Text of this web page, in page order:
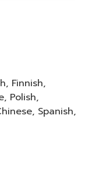
Finnish,
Polish,
Spanish,